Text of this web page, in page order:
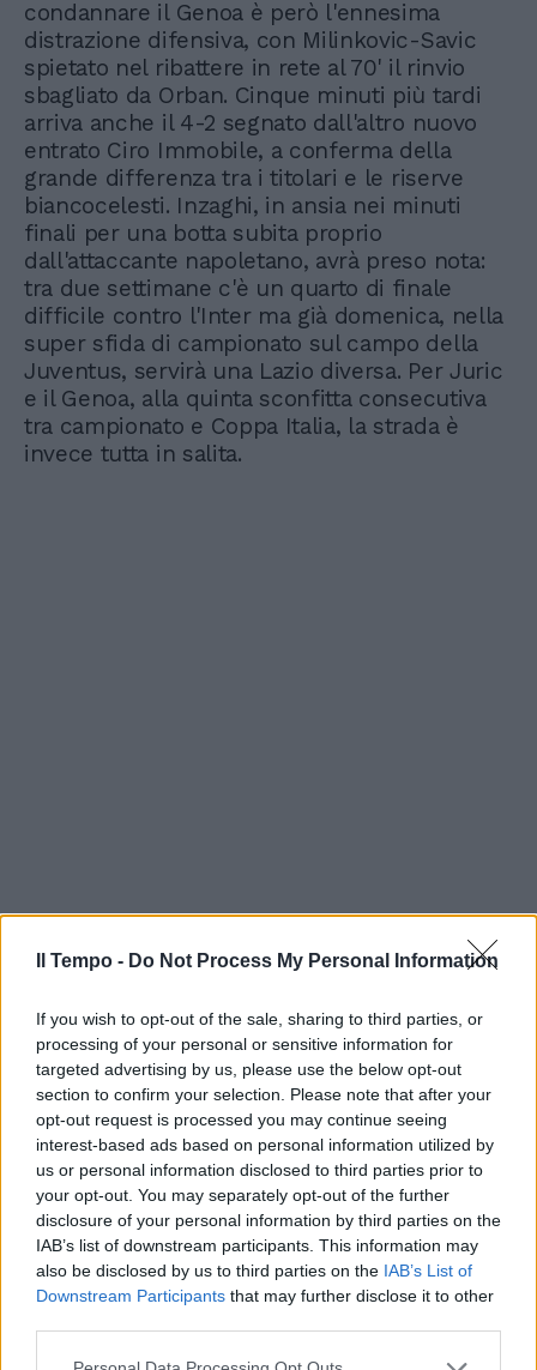
Il Tempo - Do Not Process My Personal Information
If you wish to opt-out of the sale, sharing to third parties, or
processing of your personal or sensitive information for
targeted advertising by us, please use the below opt-out
section to confirm your selection. Please note that after your
opt-out request is processed you may continue seeing
interest-based ads based on personal information utilized by
us or personal information disclosed to third parties prior to
your opt-out. You may separately opt-out of the further
disclosure of your personal information by third parties on the
IAB’s list of downstream participants. This information may
also be disclosed by us to third parties on the IAB’s List of
Downstream Participants that may further disclose it to other
condannare il Genoa è però l'ennesima
distrazione difensiva, con Milinkovic-Savic
spietato nel ribattere in rete al 70' il rinvio
sbagliato da Orban. Cinque minuti più tardi
arriva anche il 4-2 segnato dall'altro nuovo
entrato Ciro Immobile, a conferma della
grande differenza tra i titolari e le riserve
biancocelesti. Inzaghi, in ansia nei minuti
finali per una botta subita proprio
dall'attaccante napoletano, avrà preso nota:
tra due settimane c'è un quarto di finale
difficile contro l'Inter ma già domenica, nella
super sfida di campionato sul campo della
Juventus, servirà una Lazio diversa. Per Juric
e il Genoa, alla quinta sconfitta consecutiva
tra campionato e Coppa Italia, la strada è
invece tutta in salita.
In evidenza